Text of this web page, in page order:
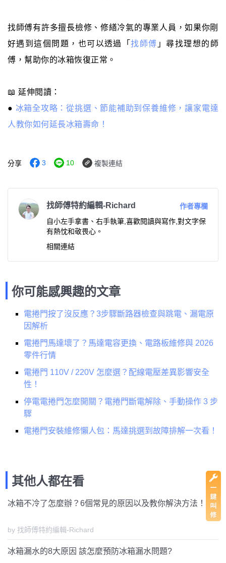
找師傅有許多擅長檢修、修繕冷氣的專業人員，如果你剛
好遇到這個問題，也可以透過「找師傅 」尋找理想的師
傅，幫助你的冰箱恢復正常。
📖 延伸閱讀：
● 冰箱全攻略：從挑選、節能補助到保養維修，讓家電達
人教你如何延長冰箱壽命！
分享 3 10 複製連結
找師傅特約編輯-Richard
作者專欄
自小左手拿書、右手執筆,喜歡閱讀與寫作,對文字保
有熱忱和敬畏心。
相關連結
你可能感興趣的文章
電捲門按了沒反應？3步驟斷路器檢查與跳電、漏電原
因解析
電捲門馬達壞了？馬達電容更換、電路板維修與 2026
零件行情
電捲門 110V / 220V 怎麼選？配線電壓差異影響安全
性！
停電電捲門怎麼開關？電捲門斷電解除、手動操作 3 步
驟
電捲門安裝維修懶人包：馬達挑選到故障排解一次看！
其他人都在看
冰箱不冷了怎麼辦？6個常見的原因以及教你解決方法！
by 找師傅特約編輯-Richard
冰箱漏水的8大原因 該怎麼預防冰箱漏水問題?